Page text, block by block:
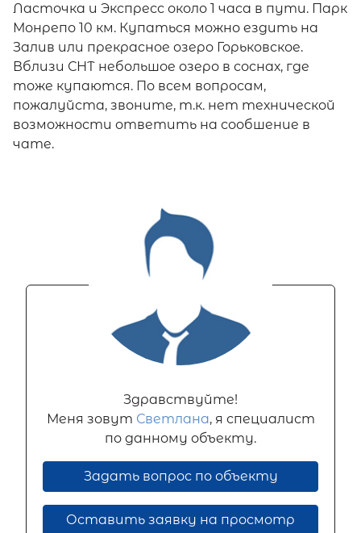
Ласточка и Экспресс около 1 часа в пути. Парк
Монрепо 10 км. Купаться можно ездить на
Залив или прекрасное озеро Горьковское.
Вблизи СНТ небольшое озеро в соснах, где
тоже купаются. По всем вопросам,
пожалуйста, звоните, т.к. нет технической
возможности ответить на сообшение в
чате.
Здравствуйте!
Меня зовут Светлана, я специалист
по данному объекту.
Задать вопрос по объекту
Оставить заявку на просмотр